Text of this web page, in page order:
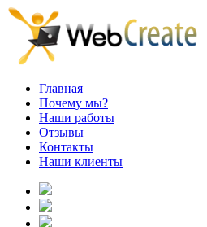
Главная
Почему мы?
Наши работы
Отзывы
Контакты
Наши клиенты